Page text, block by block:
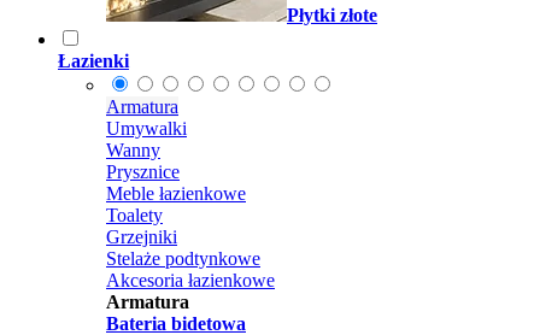
Płytki złote
Łazienki
Armatura
Umywalki
Wanny
Prysznice
Meble łazienkowe
Toalety
Grzejniki
Stelaże podtynkowe
Akcesoria łazienkowe
Armatura
Bateria bidetowa